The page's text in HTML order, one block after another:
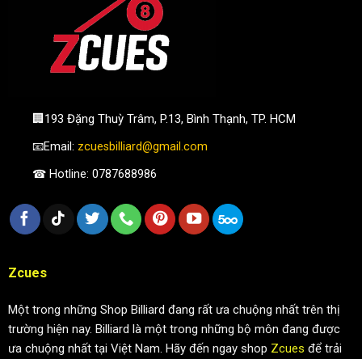
🏢193 Đặng Thuỳ Trâm, P.13, Bình Thạnh, TP. HCM
📧Email: zcuesbilliard@gmail.com
☎ Hotline: 0787688986
Zcues
Một trong những Shop Billiard đang rất ưa chuộng nhất trên thị
trường hiện nay. Billiard là một trong những bộ môn đang được
ưa chuộng nhất tại Việt Nam. Hãy đến ngay shop Zcues để trải